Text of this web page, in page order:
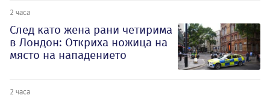
2 часа
След като жена рани четирима
в Лондон: Откриха ножица на
място на нападението
2 часа